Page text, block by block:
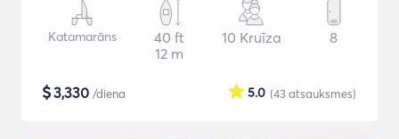
Katamarāns
40 ft
12 m
10 Kruīza 8
$3,330 /diena (43atsauksmes)
5.0